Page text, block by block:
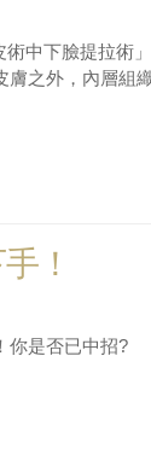
中下臉提拉術」
之外，內層組織
！
你是否已中招?